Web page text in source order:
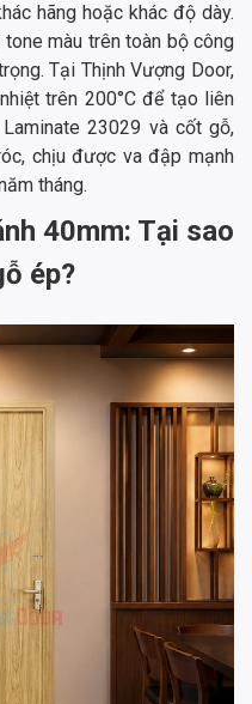
hãng hoặc khác độ dày.
màu trên toàn bộ công
Tại Thịnh Vượng Door,
trên 200°C để tạo liên
23029 và cốt gỗ,
chịu được va đập mạnh
tháng.
40mm: Tại sao
ép?